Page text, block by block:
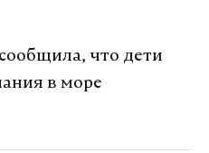
что дети
в море